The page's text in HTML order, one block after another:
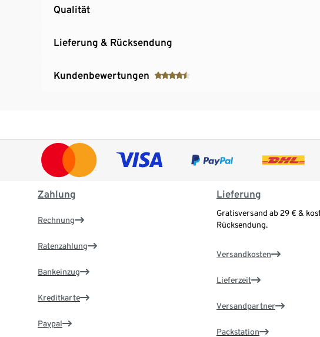
Qualität
Lieferung & Rücksendung
Kundenbewertungen
Zahlung
Rechnung
Ratenzahlung
Bankeinzug
Kreditkarte
Paypal
Lieferung
Gratisversand ab 29 € &
Rücksendung.
Versandkosten
Lieferzeit
Versandpartner
Packstation